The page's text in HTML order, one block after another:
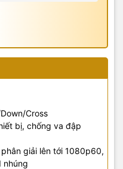
Cross
bị, chống va đập
giải lên tới 1080p60,
nhúng